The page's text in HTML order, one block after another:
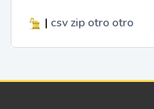
| csv zip otro otro